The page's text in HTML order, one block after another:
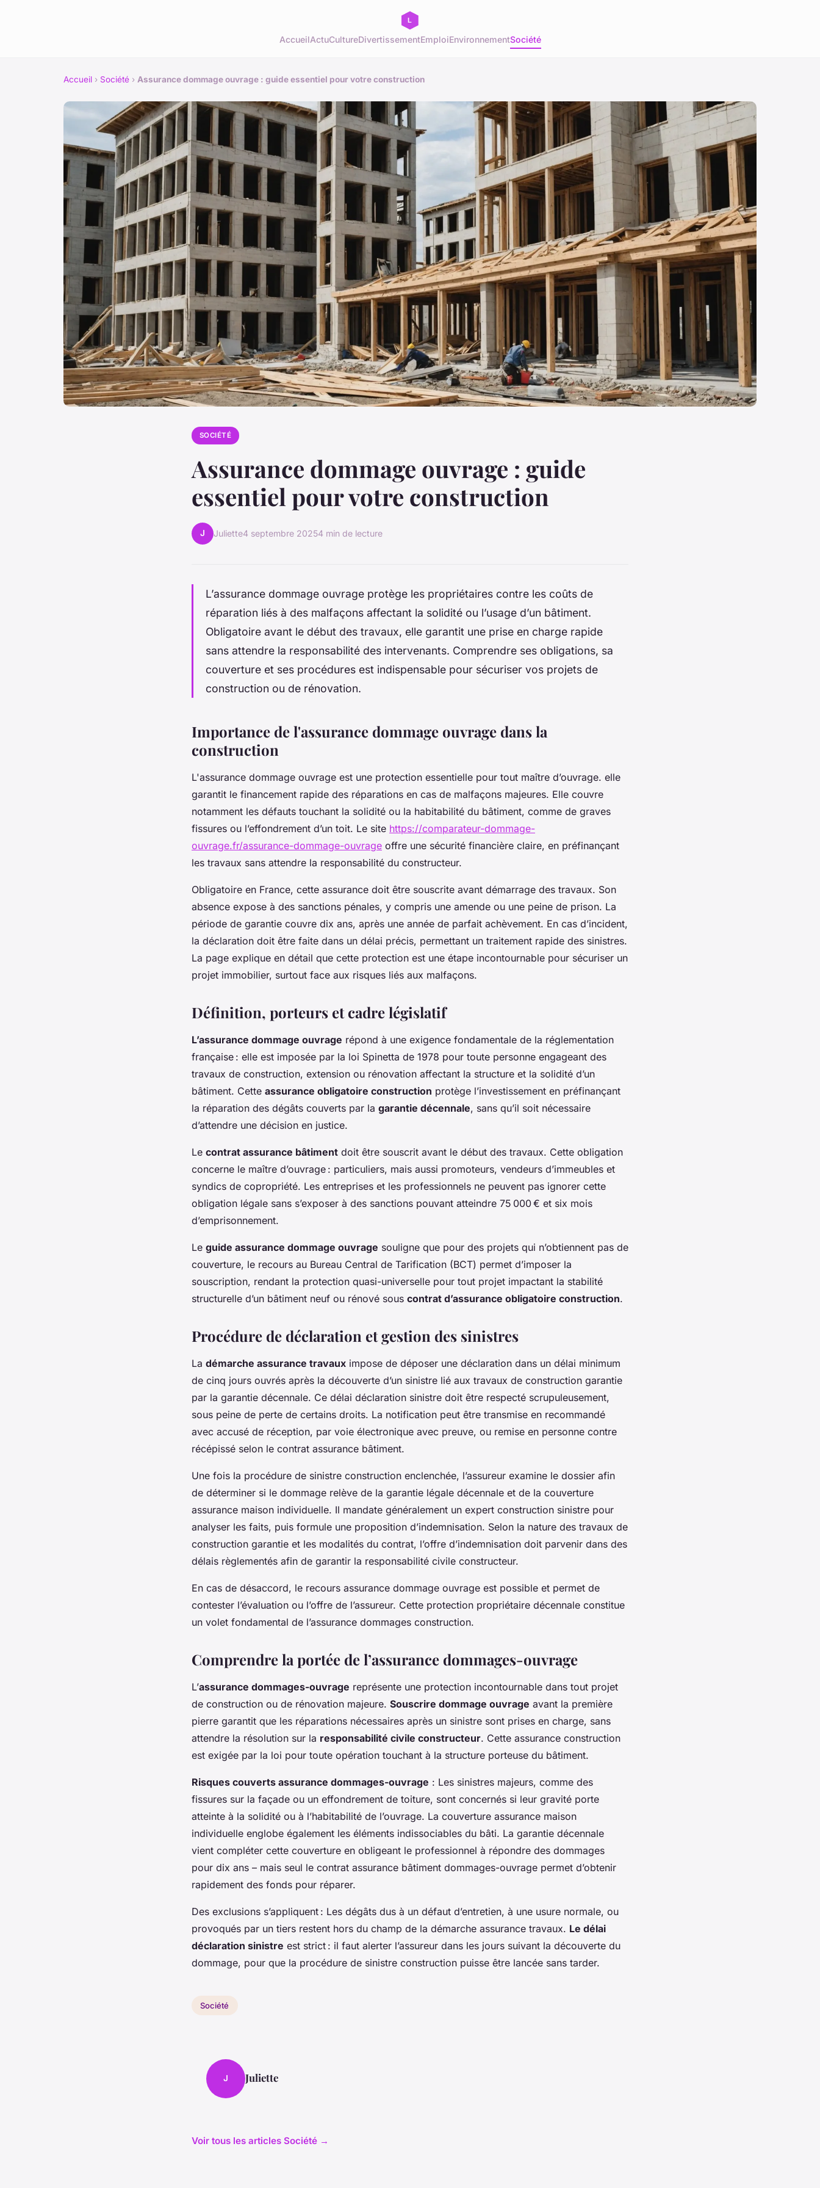
AccueilActuCultureDivertissementEmploiEnvironnementSociété
Accueil › Société › Assurance dommage ouvrage : guide essentiel pour votre construction
SOCIÉTÉ
Assurance dommage ouvrage : guide
essentiel pour votre construction
J Juliette4 septembre 20254 min de lecture
L’assurance dommage ouvrage protège les propriétaires contre les coûts de
réparation liés à des malfaçons affectant la solidité ou l’usage d’un bâtiment.
Obligatoire avant le début des travaux, elle garantit une prise en charge rapide
sans attendre la responsabilité des intervenants. Comprendre ses obligations, sa
couverture et ses procédures est indispensable pour sécuriser vos projets de
construction ou de rénovation.
Importance de l'assurance dommage ouvrage dans la
construction
L'assurance dommage ouvrage est une protection essentielle pour tout maître d’ouvrage. elle
garantit le financement rapide des réparations en cas de malfaçons majeures. Elle couvre
notamment les défauts touchant la solidité ou la habitabilité du bâtiment, comme de graves
fissures ou l’effondrement d’un toit. Le site https://comparateur-dommage-
ouvrage.fr/assurance-dommage-ouvrage offre une sécurité financière claire, en préfinançant
les travaux sans attendre la responsabilité du constructeur.
Obligatoire en France, cette assurance doit être souscrite avant démarrage des travaux. Son
absence expose à des sanctions pénales, y compris une amende ou une peine de prison. La
période de garantie couvre dix ans, après une année de parfait achèvement. En cas d’incident,
la déclaration doit être faite dans un délai précis, permettant un traitement rapide des sinistres.
La page explique en détail que cette protection est une étape incontournable pour sécuriser un
projet immobilier, surtout face aux risques liés aux malfaçons.
Définition, porteurs et cadre législatif
L’assurance dommage ouvrage répond à une exigence fondamentale de la réglementation
française : elle est imposée par la loi Spinetta de 1978 pour toute personne engageant des
travaux de construction, extension ou rénovation affectant la structure et la solidité d’un
bâtiment. Cette assurance obligatoire construction protège l’investissement en préfinançant
la réparation des dégâts couverts par la garantie décennale, sans qu’il soit nécessaire
d’attendre une décision en justice.
Le contrat assurance bâtiment doit être souscrit avant le début des travaux. Cette obligation
concerne le maître d’ouvrage : particuliers, mais aussi promoteurs, vendeurs d’immeubles et
syndics de copropriété. Les entreprises et les professionnels ne peuvent pas ignorer cette
obligation légale sans s’exposer à des sanctions pouvant atteindre 75 000 € et six mois
d’emprisonnement.
Le guide assurance dommage ouvrage souligne que pour des projets qui n’obtiennent pas de
couverture, le recours au Bureau Central de Tarification (BCT) permet d’imposer la
souscription, rendant la protection quasi-universelle pour tout projet impactant la stabilité
structurelle d’un bâtiment neuf ou rénové sous contrat d’assurance obligatoire construction.
Procédure de déclaration et gestion des sinistres
La démarche assurance travaux impose de déposer une déclaration dans un délai minimum
de cinq jours ouvrés après la découverte d’un sinistre lié aux travaux de construction garantie
par la garantie décennale. Ce délai déclaration sinistre doit être respecté scrupuleusement,
sous peine de perte de certains droits. La notification peut être transmise en recommandé
avec accusé de réception, par voie électronique avec preuve, ou remise en personne contre
récépissé selon le contrat assurance bâtiment.
Une fois la procédure de sinistre construction enclenchée, l’assureur examine le dossier afin
de déterminer si le dommage relève de la garantie légale décennale et de la couverture
assurance maison individuelle. Il mandate généralement un expert construction sinistre pour
analyser les faits, puis formule une proposition d’indemnisation. Selon la nature des travaux de
construction garantie et les modalités du contrat, l’offre d’indemnisation doit parvenir dans des
délais règlementés afin de garantir la responsabilité civile constructeur.
En cas de désaccord, le recours assurance dommage ouvrage est possible et permet de
contester l’évaluation ou l’offre de l’assureur. Cette protection propriétaire décennale constitue
un volet fondamental de l’assurance dommages construction.
Comprendre la portée de l’assurance dommages-ouvrage
L’assurance dommages-ouvrage représente une protection incontournable dans tout projet
de construction ou de rénovation majeure. Souscrire dommage ouvrage avant la première
pierre garantit que les réparations nécessaires après un sinistre sont prises en charge, sans
attendre la résolution sur la responsabilité civile constructeur. Cette assurance construction
est exigée par la loi pour toute opération touchant à la structure porteuse du bâtiment.
Risques couverts assurance dommages-ouvrage : Les sinistres majeurs, comme des
fissures sur la façade ou un effondrement de toiture, sont concernés si leur gravité porte
atteinte à la solidité ou à l’habitabilité de l’ouvrage. La couverture assurance maison
individuelle englobe également les éléments indissociables du bâti. La garantie décennale
vient compléter cette couverture en obligeant le professionnel à répondre des dommages
pour dix ans – mais seul le contrat assurance bâtiment dommages-ouvrage permet d’obtenir
rapidement des fonds pour réparer.
Des exclusions s’appliquent : Les dégâts dus à un défaut d’entretien, à une usure normale, ou
provoqués par un tiers restent hors du champ de la démarche assurance travaux. Le délai
déclaration sinistre est strict : il faut alerter l’assureur dans les jours suivant la découverte du
dommage, pour que la procédure de sinistre construction puisse être lancée sans tarder.
Société
J Juliette
Voir tous les articles Société →